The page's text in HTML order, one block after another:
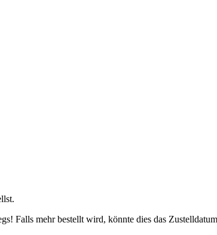
Falls mehr bestellt wird, könnte dies das